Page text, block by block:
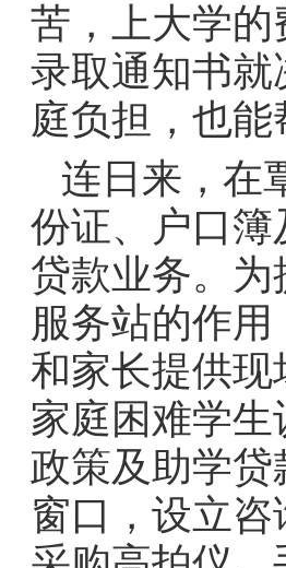
苦，上大学
录取通知书
庭负担，也
连日来，在
份证、户口
贷款业务。
服务站的作
和家长提供
家庭困难学
政策及助学
窗口，设立